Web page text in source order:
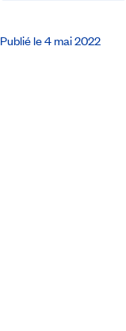
Publié le 4 mai 2022